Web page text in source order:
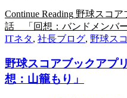
Continue Reading 野球スコ
話 「回想：バンドメンバ
ITネタ, 社長ブログ, 野球ス
野球スコアブックア
想：山籠もり」